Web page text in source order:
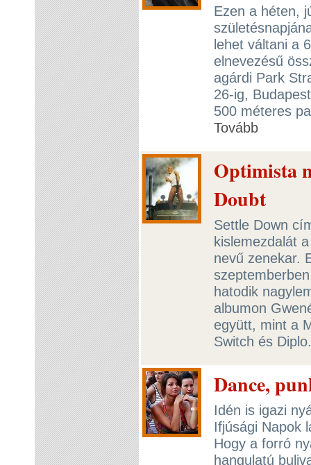
Ezen a héten,
lehet váltani a
elnevezésű
agárdi Park
26-ig,
500 méteres
Tovább
Optimista
Doubt
Settle Down
kislemezdalát
nevű zenekar.
hatodik
albumon
együtt, mint a
Switch és
Dance,
Idén is igazi
Ifjúsági Napok
Hogy a forró
hangulatú